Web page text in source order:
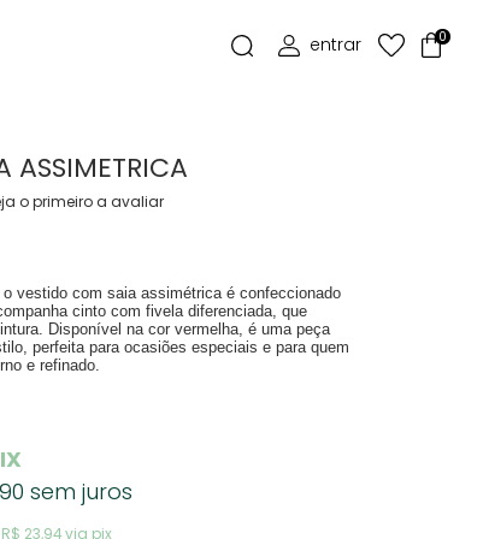
0
ASSIMETRICA
o primeiro a avaliar
vestido com saia assimétrica é confeccionado
cinto com fivela diferenciada, que
Disponível na cor vermelha, é uma peça
perfeita para ocasiões especiais e para quem
e refinado.
sem juros
R$ 23,94via pix